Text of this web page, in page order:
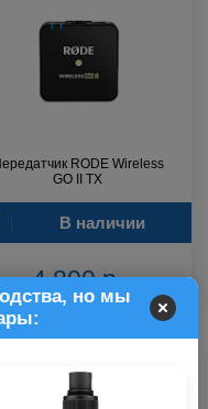
но мы
RODE Wireless
GO II TX
В наличии
4 800 р.